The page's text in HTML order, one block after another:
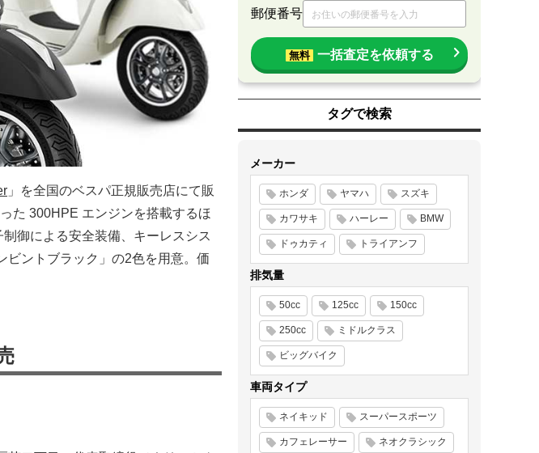
」を全国のベスパ正規販売店にて販
た 300HPE エンジンを搭載するほ
御による安全装備、キーレスシス
ビントブラック」の2色を用意。価
郵便番号
無料 一括査定を依頼する
タグで検索
メーカー
ホンダ ヤマハ スズキ
カワサキ ハーレー BMW
ドゥカティ トライアンフ
排気量
50cc 125cc 150cc
250cc ミドルクラス
ビッグバイク
車両タイプ
ネイキッド スーパースポーツ
カフェレーサー ネオクラシック